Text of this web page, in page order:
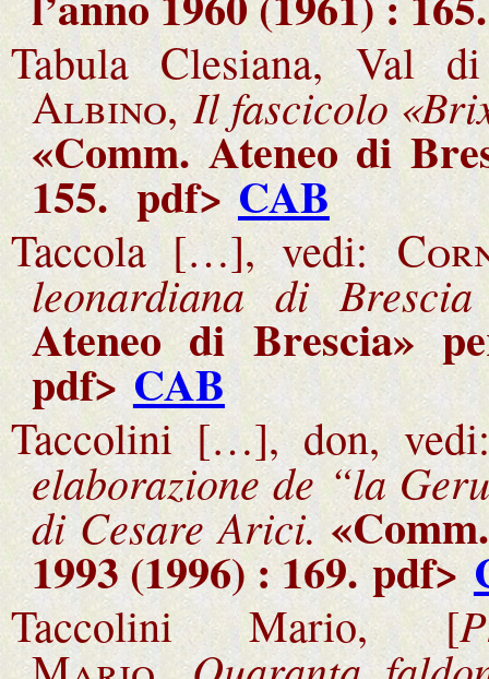
Tabula Clesiana, Val
Albino, Il fascicolo
«Comm. Ateneo di
155. pdf>CAB
Taccola […], vedi:
leonardiana di
Ateneo di Brescia»
pdf>CAB
Taccolini […], don,
elaborazione de “la
di Cesare Arici.
1993 (1996) : 169.pdf>
Taccolini Mario, [